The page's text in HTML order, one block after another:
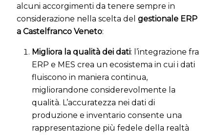
alcuni accorgimenti da tenere sempre in
considerazione nella scelta del gestionale ERP
a Castelfranco Veneto:
Migliora la qualità dei dati: l’integrazione fra
ERP e MES crea un ecosistema in cui i dati
fluiscono in maniera continua,
migliorandone considerevolmente la
qualità. L’accuratezza nei dati di
produzione e inventario consente una
rappresentazione più fedele della realtà